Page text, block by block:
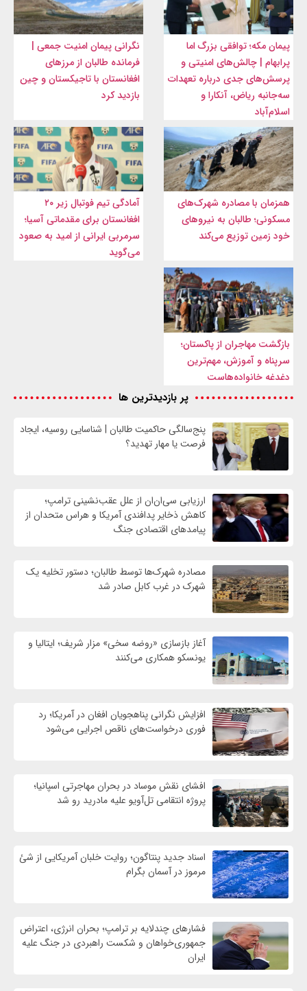
پیمان مکه؛ توافقی بزرگ اما
پرابهام | چالش‌های امنیتی و
پرسش‌های جدی درباره تعهدات
سه‌جانبه ریاض، آنکارا و
اسلام‌آباد
نگرانی پیمان امنیت جمعی |
فرمانده طالبان از مرزهای
افغانستان با تاجیکستان و چین
بازدید کرد
همزمان با مصادره شهرک‌های
مسکونی؛ طالبان به نیروهای
خود زمین توزیع می‌کند
آمادگی تیم فوتبال زیر ۲۰
افغانستان برای مقدماتی آسیا؛
سرمربی ایرانی از امید به صعود
می‌گوید
بازگشت مهاجران از پاکستان؛
سرپناه و آموزش، مهم‌ترین
دغدغه خانواده‌هاست
پر بازدیدترین ها
پنج‌سالگی حاکمیت طالبان | شناسایی روسیه، ایجاد
فرصت‌ یا مهار تهدید؟
ارزیابی سی‌ان‌ان از علل عقب‌نشینی ترامپ؛
کاهش ذخایر پدافندی آمریکا و هراس متحدان از
پیامدهای اقتصادی جنگ
مصادره شهرک‌ها توسط طالبان؛ دستور تخلیه یک
شهرک در غرب کابل صادر شد
آغاز بازسازی «روضه سخی» مزار شریف؛ ایتالیا و
یونسکو همکاری می‌کنند
افزایش نگرانی پناهجویان افغان در آمریکا؛ رد
فوری درخواست‌های ناقص اجرایی می‌شود
افشای نقش موساد در بحران مهاجرتی اسپانیا؛
پروژه انتقامی تل‌آویو علیه مادرید رو شد
اسناد جدید پنتاگون؛ روایت خلبان آمریکایی از شئ
مرموز در آسمان بگرام
فشارهای چندلایه بر ترامپ؛ بحران انرژی، اعتراض
جمهوری‌خواهان و شکست راهبردی در جنگ علیه
ایران